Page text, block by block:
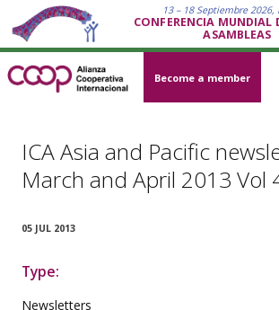
13 – 18 Septiembre 2026,
CONFERENCIA MUNDIAL
ASAMBLEAS
Become a member
ICA Asia and Pacific
March and April 2013 Vol
05 JUL 2013
Type:
Newsletters